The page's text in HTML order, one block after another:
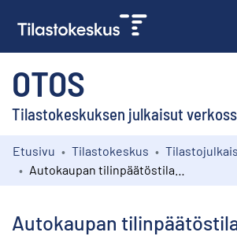
OTOS
Tilastokeskuksen julkaisut
Kokoelmat
Etusivu Tilastokeskus
Autokaupan